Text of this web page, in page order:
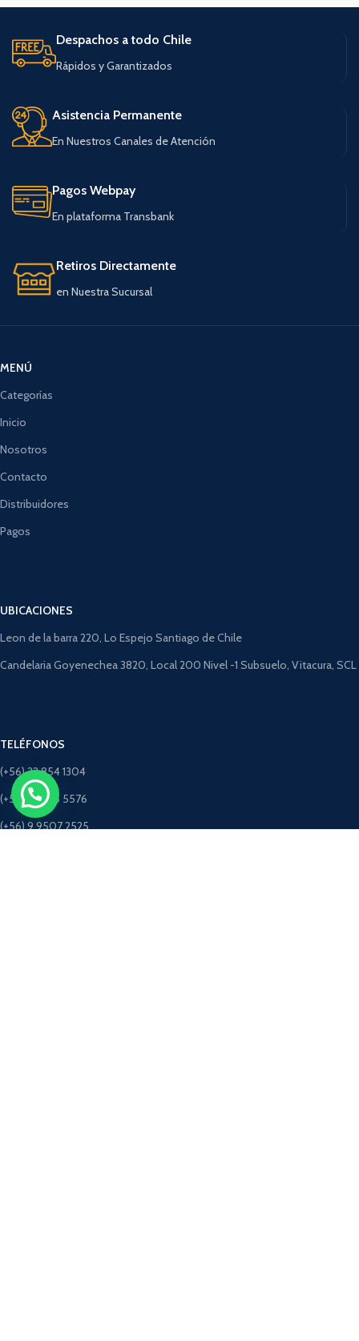
Despachos a todo Chile
Rápidos y Garantizados
Asistencia Permanente
En Nuestros Canales de Atención
Pagos Webpay
En plataforma Transbank
Retiros Directamente
en Nuestra Sucursal
MENÚ
Categorías
Inicio
Nosotros
Contacto
Distribuidores
Pagos
UBICACIONES
Leon de la barra 220, Lo Espejo Santiago de Chile
Candelaria Goyenechea 3820, Local 200 Nivel -1 Subsuelo, Vitacura, SCL
TELÉFONOS
(+56) 22 854 1304
(+56) 9 4275 5576
(+56) 9 9507 2525